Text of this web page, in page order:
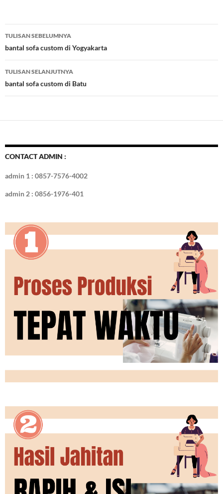
b
o
o
k
er es
t
bl
r
e
dI
n
d e
Navigasi
Tulisan
TULISAN SEBELUMNYA
bantal sofa custom di Yogyakarta
TULISAN SELANJUTNYA
bantal sofa custom di Batu
CONTACT ADMIN :
admin 1 : 0857-7576-4002
admin 2 : 0856-1976-401